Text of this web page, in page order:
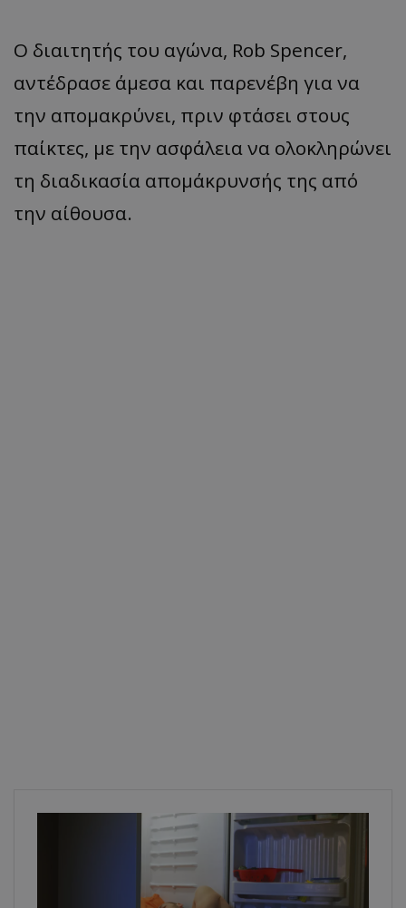
Ο διαιτητής του αγώνα, Rob Spencer,
αντέδρασε άμεσα και παρενέβη για να
την απομακρύνει, πριν φτάσει στους
παίκτες, με την ασφάλεια να ολοκληρώνει
τη διαδικασία απομάκρυνσής της από
την αίθουσα.